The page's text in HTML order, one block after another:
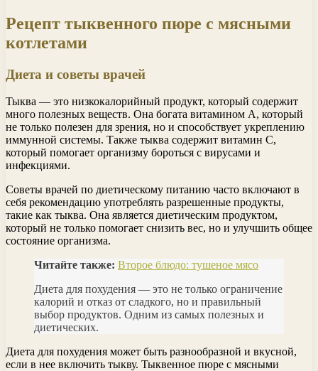
Рецепт тыквенного пюре с мясными
котлетами
Диета и советы врачей
Тыква — это низкокалорийный продукт, который содержит
много полезных веществ. Она богата витамином А, который
не только полезен для зрения, но и способствует укреплению
иммунной системы. Также тыква содержит витамин С,
который помогает организму бороться с вирусами и
инфекциями.
Советы врачей по диетическому питанию часто включают в
себя рекомендацию употреблять разрешенные продукты,
такие как тыква. Она является диетическим продуктом,
который не только помогает снизить вес, но и улучшить общее
состояние организма.
Читайте также: Второе блюдо: тушеное мясо
Диета для похудения — это не только ограничение
калорий и отказ от сладкого, но и правильный
выбор продуктов. Одним из самых полезных и
диетических.
Диета для похудения может быть разнообразной и вкусной,
если в нее включить тыкву. Тыквенное пюре с мясными